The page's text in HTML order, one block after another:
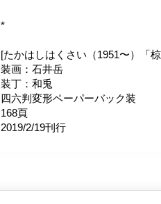
*
[たかはしはくさい（1951〜）「
装画：石井岳
装丁：和兎
四六判変形ペーパーバック装
168頁
2019/2/19刊行